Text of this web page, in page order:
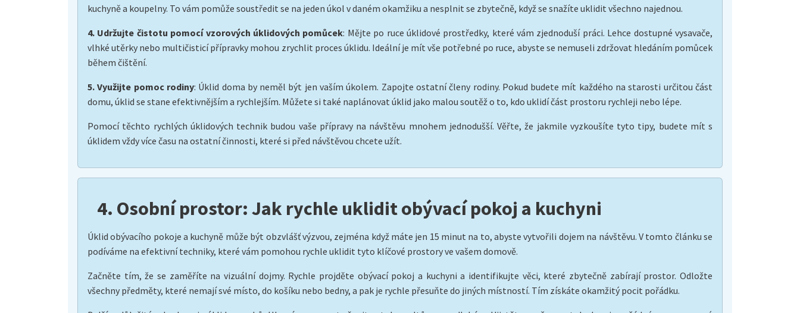
kuchyně a koupelny. To vám pomůže soustředit se na jeden úkol v daném okamžiku a nesplnit se zbytečně, když se snažíte uklidit všechno najednou.
4. Udržujte čistotu pomocí vzorových úklidových pomůcek: Mějte po ruce úklidové prostředky, které vám zjednoduší práci. Lehce dostupné vysavače,
vlhké utěrky nebo multičisticí přípravky mohou zrychlit proces úklidu. Ideální je mít vše potřebné po ruce, abyste se nemuseli zdržovat hledáním pomůcek
během čištění.
5. Využijte pomoc rodiny: Úklid doma by neměl být jen vaším úkolem. Zapojte ostatní členy rodiny. Pokud budete mít každého na starosti určitou část
domu, úklid se stane efektivnějším a rychlejším. Můžete si také naplánovat úklid jako malou soutěž o to, kdo uklidí část prostoru rychleji nebo lépe.
Pomocí těchto rychlých úklidových technik budou vaše přípravy na návštěvu mnohem jednodušší. Věřte, že jakmile vyzkoušíte tyto tipy, budete mít s
úklidem vždy více času na ostatní činnosti, které si před návštěvou chcete užít.
4. Osobní prostor: Jak rychle uklidit obývací pokoj a kuchyni
Úklid obývacího pokoje a kuchyně může být obzvlášť výzvou, zejména když máte jen 15 minut na to, abyste vytvořili dojem na návštěvu. V tomto článku se
podíváme na efektivní techniky, které vám pomohou rychle uklidit tyto klíčové prostory ve vašem domově.
Začněte tím, že se zaměříte na vizuální dojmy. Rychle projděte obývací pokoj a kuchyni a identifikujte věci, které zbytečně zabírají prostor. Odložte
všechny předměty, které nemají své místo, do košíku nebo bedny, a pak je rychle přesuňte do jiných místností. Tím získáte okamžitý pocit pořádku.